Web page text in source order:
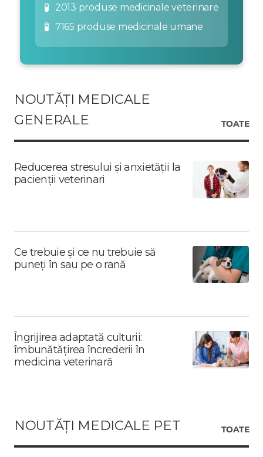
🧪 2013 produse medicinale veterinare
🧪 7165 produse medicinale umane
NOUTĂȚI MEDICALE
GENERALE
TOATE
Reducerea stresului și anxietății la
pacienții veterinari
Ce trebuie și ce nu trebuie să
puneți în sau pe o rană
Îngrijirea adaptată culturii:
îmbunătățirea încrederii în
medicina veterinară
NOUTĂȚI MEDICALE PET TOATE